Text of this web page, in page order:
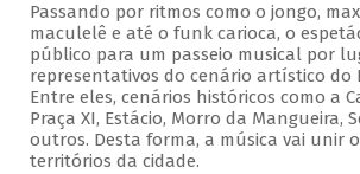
Passando por ritmos como o jongo,
maculelê e até o funk carioca, o
público para um passeio musical por
representativos do cenário artístico do
Entre eles, cenários históricos como a
Praça XI, Estácio, Morro da Mangueira,
outros. Desta forma, a música vai unir
territórios da cidade.